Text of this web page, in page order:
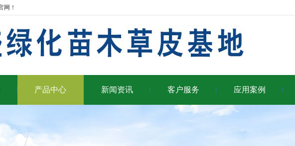
网！
产品中心 新闻资讯 客户服务 应用案例